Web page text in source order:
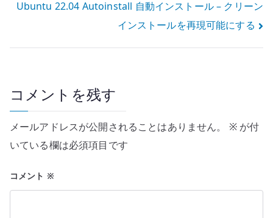
ナ
ビ
ー
シ
ョ
ン
Ubuntu 22.04 Autoinstall 自動インストール – クリーン
インストールを再現可能にする
コメントを残す
メールアドレスが公開されることはありません。 ※が付
いている欄は必須項目です
コメント ※